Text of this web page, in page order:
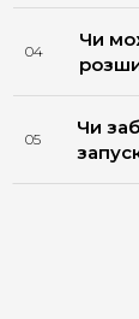
04
Чи
05
Чи